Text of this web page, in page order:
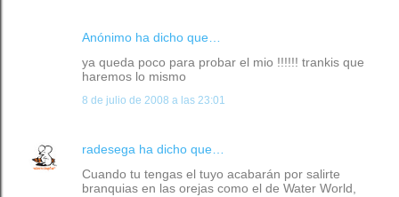
Anónimo ha dicho que…
ya queda poco para probar el mio !!!!!! trankis que
haremos lo mismo
8 de julio de 2008 a las 23:01
radesega ha dicho que…
Cuando tu tengas el tuyo acabarán por salirte
branquias en las orejas como el de Water World,